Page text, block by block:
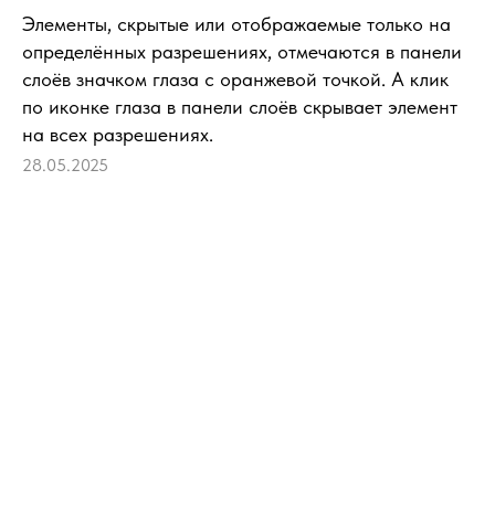
Элементы, скрытые или отображаемые только на
определённых разрешениях, отмечаются в панели
слоёв значком глаза с оранжевой точкой. А клик
по иконке глаза в панели слоёв скрывает элемент
на всех разрешениях.
28.05.2025